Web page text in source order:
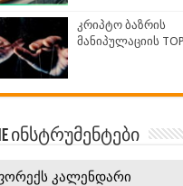
კრიპტო ბაზრის
მანიპულაციის
ინსტრუმენტები
კალენდარი